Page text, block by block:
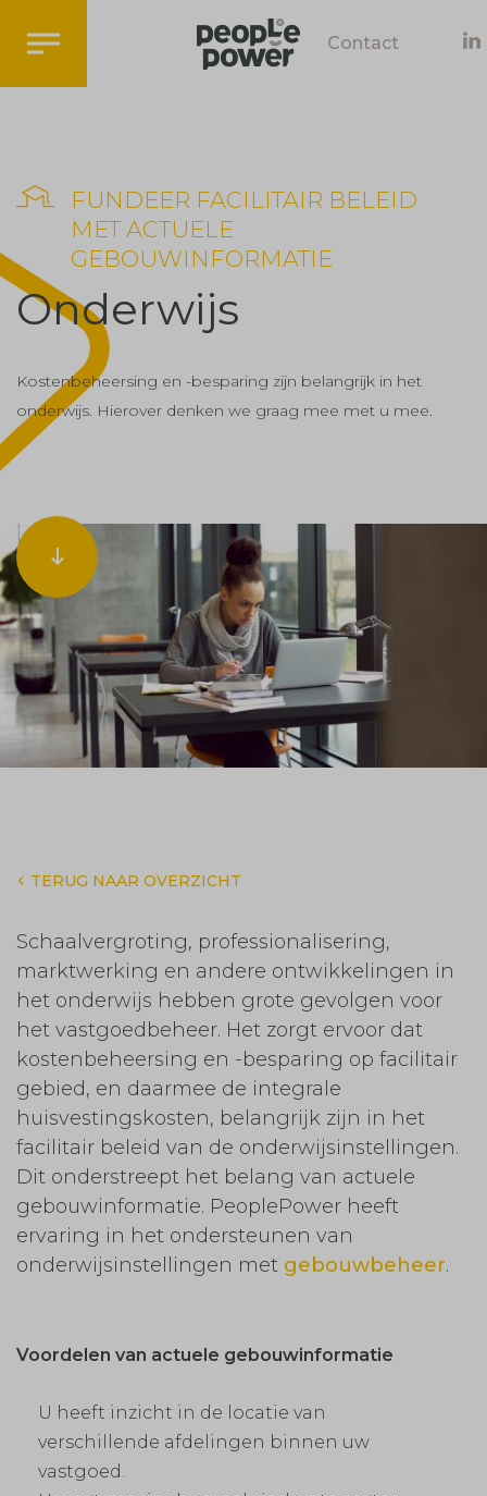
Contact
FUNDEER FACILITAIR BELEID
MET ACTUELE
GEBOUWINFORMATIE
Onderwijs
Kostenbeheersing en -besparing zijn belangrijk in het
onderwijs. Hierover denken we graag mee met u mee.
TERUG NAAR OVERZICHT
Schaalvergroting, professionalisering,
marktwerking en andere ontwikkelingen in
het onderwijs hebben grote gevolgen voor
het vastgoedbeheer. Het zorgt ervoor dat
kostenbeheersing en -besparing op facilitair
gebied, en daarmee de integrale
huisvestingskosten, belangrijk zijn in het
facilitair beleid van de onderwijsinstellingen.
Dit onderstreept het belang van actuele
gebouwinformatie. PeoplePower heeft
ervaring in het ondersteunen van
onderwijsinstellingen met gebouwbeheer.
Voordelen van actuele gebouwinformatie
U heeft inzicht in de locatie van
verschillende afdelingen binnen uw
vastgoed.